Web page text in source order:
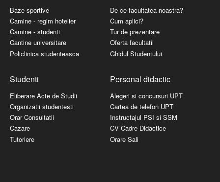
Baze sportive
Camine - regim hotelier
Camine - studenti
Cantine universitare
Policlinica studenteasca
De ce facultatea noastra?
Cum aplici?
Tur de prezentare
Oferta facultatii
Ghidul Studentului
Studenti
Eliberare Acte de Studii
Organizatii studentesti
Orar Consultatii
Cazare
Tutoriere
Personal didactic
Alegeri si concursuri UPT
Cartea de telefon UPT
Instructajul PSI si SSM
CV Cadre Didactice
Orare Sali